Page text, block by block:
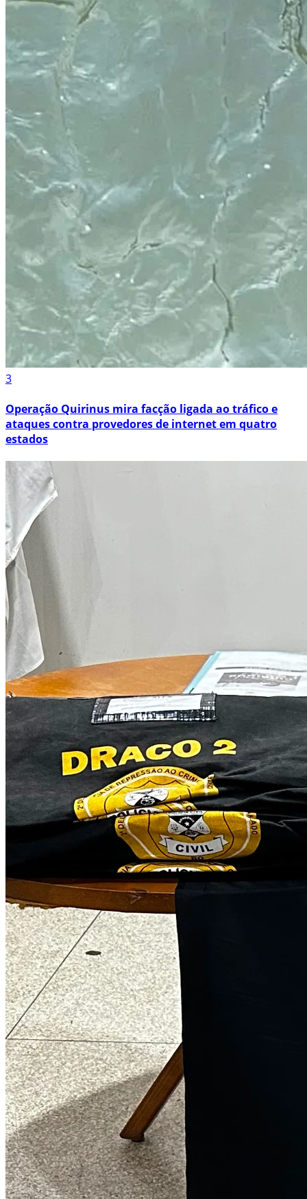
3
Operação Quirinus mira facção ligada ao tráfico e
ataques contra provedores de internet em quatro
estados